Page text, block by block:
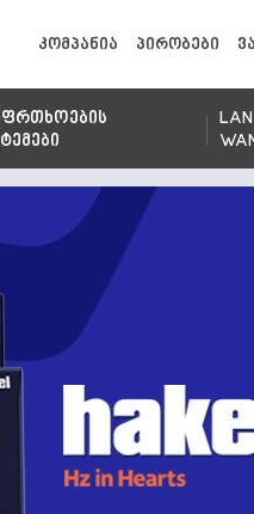
კომპანია პირობები